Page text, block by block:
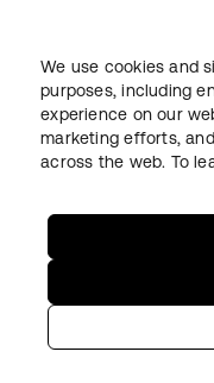
Recht
Copyright © 2026 Okta.
We use cookies and
purposes, including
experience on our
marketing efforts,
across the web. To